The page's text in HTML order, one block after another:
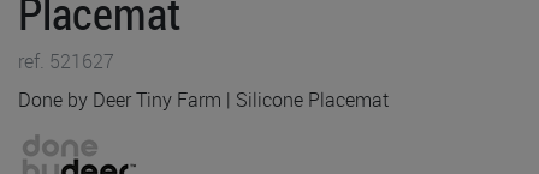
Placemat
ref. 521627
Done by Deer Tiny Farm | Silicone Placemat